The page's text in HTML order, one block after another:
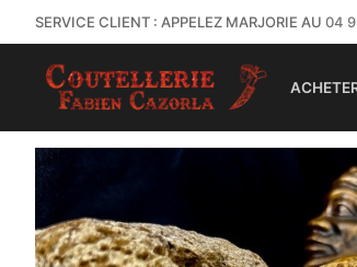
SERVICE CLIENT : APPELEZ MARJORIE AU 04